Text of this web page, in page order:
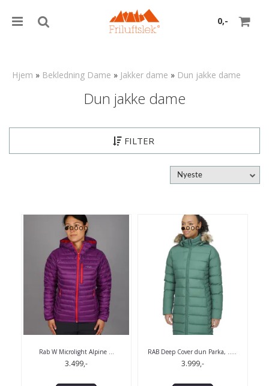
0,-
Hjem » Bekledning Dame » Jakker dame » Dun jakke dame
Dun jakke dame
FILTER
Nyeste
Rab W Microlight Alpine ...
3.499,-
RAB Deep Cover dun Parka, .....
3.999,-